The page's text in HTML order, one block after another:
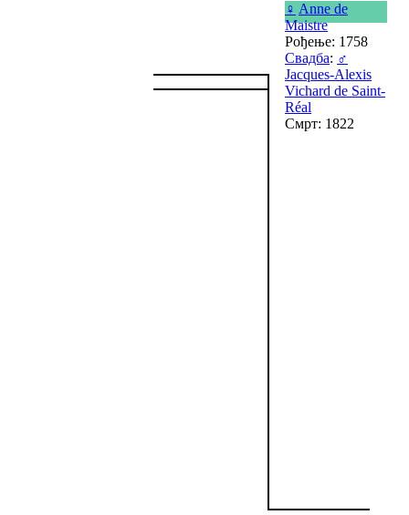
♀ Anne de
Maistre
Рођење: 1758
Свадба: ♂
Jacques-Alexis
Vichard de Saint-
Réal
Смрт: 1822